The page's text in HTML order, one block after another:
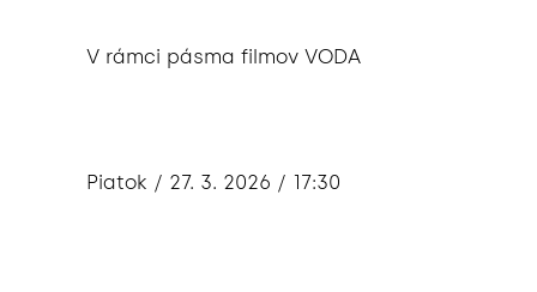
V rámci pásma filmov VODA
Piatok / 27. 3. 2026 / 17:30